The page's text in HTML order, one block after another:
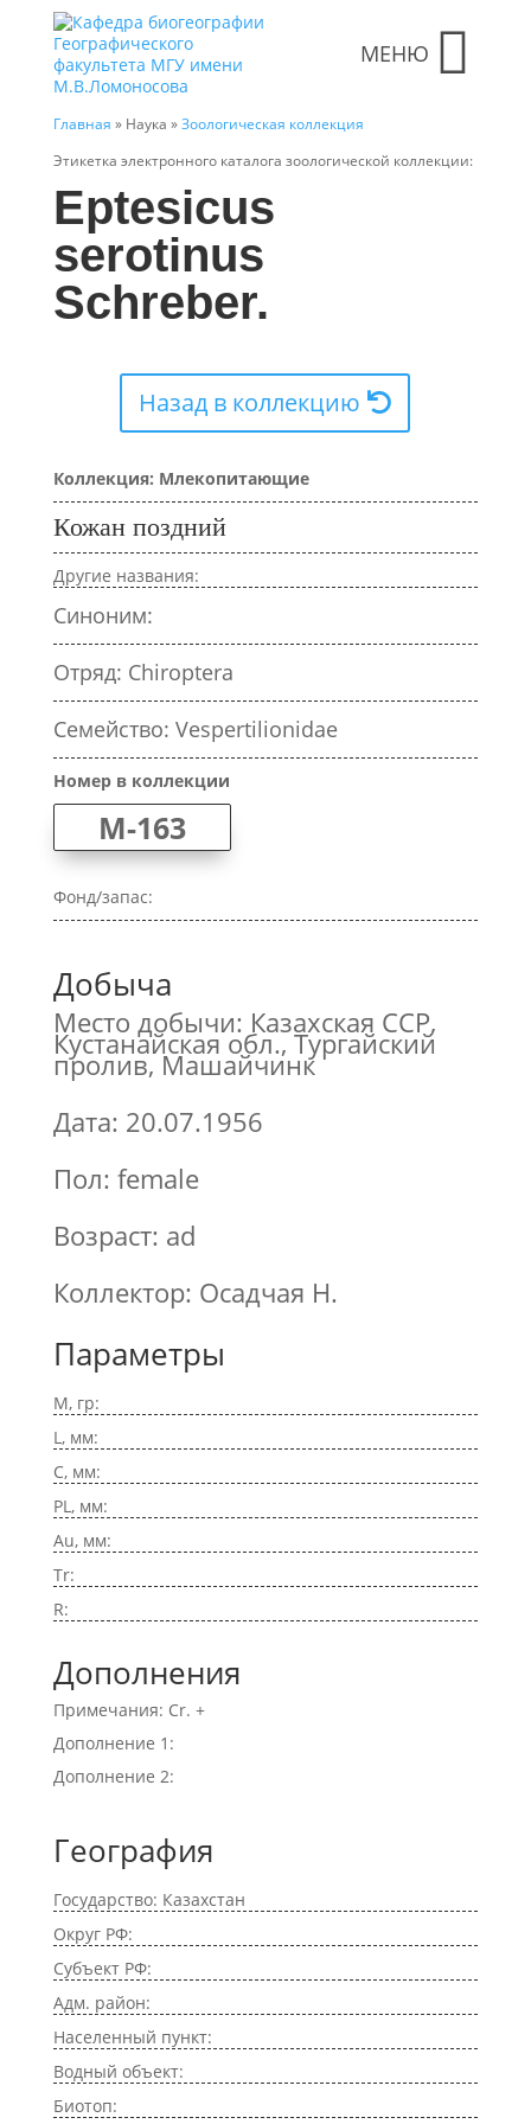
МЕНЮ
Главная » Наука »Зоологическая коллекция
Этикетка электронного каталога зоологической коллекции:
Eptesicus
serotinus
Schreber.
Назад в коллекцию
Коллекция: Млекопитающие
Кожан поздний
Другие названия:
Синоним:
Отряд: Chiroptera
Семейство: Vespertilionidae
Номер в коллекции
M-163
Фонд/запас:
Добыча
Место добычи: Казахская ССР,
Кустанайская обл., Тургайский
пролив, Машайчинк
Дата: 20.07.1956
Пол: female
Возраст: ad
Коллектор: Осадчая Н.
Параметры
M, гр:
L, мм:
C, мм:
PL, мм:
Au, мм:
Tr:
R:
Дополнения
Примечания: Cr. +
Дополнение 1:
Дополнение 2:
География
Государство: Казахстан
Округ РФ:
Субъект РФ:
Адм. район:
Населенный пункт:
Водный объект:
Биотоп: